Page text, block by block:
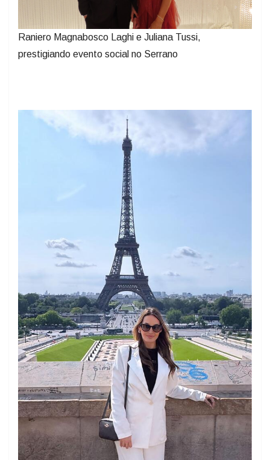
Raniero Magnabosco Laghi e Juliana Tussi,
prestigiando evento social no Serrano